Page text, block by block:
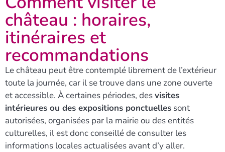
château : horaires,
itinéraires et
recommandations
Le château peut être contemplé librement de l’extérieur
toute la journée, car il se trouve dans une zone ouverte
et accessible. À certaines périodes, desvisites
intérieures ou des expositions ponctuelles sont
autorisées, organisées par la mairie ou des entités
culturelles, il est donc conseillé de consulter les
informations locales actualisées avant d’y aller.